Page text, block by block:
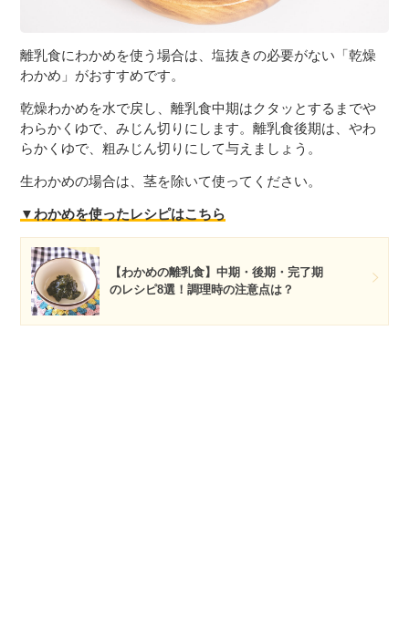
離乳食にわかめを使う場合は、塩抜きの必要がない「乾燥
わかめ」がおすすめです。
乾燥わかめを水で戻し、離乳食中期はクタッとするまでや
わらかくゆで、みじん切りにします。離乳食後期は、やわ
らかくゆで、粗みじん切りにして与えましょう。
生わかめの場合は、茎を除いて使ってください。
▼わかめを使ったレシピはこちら
【わかめの離乳食】中期・後期・完了期
のレシピ8選！調理時の注意点は？